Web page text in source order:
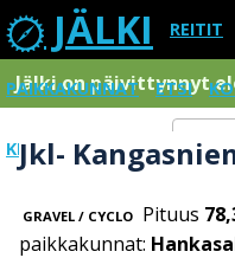
JÄLKI REITIT
PAIKKAKUNNAT ETSI
KIRJAUDU SISÄÄN
Jälki on päivittynnyt
Jkl-
GRAVEL / CYCLO Pituus
paikkakunnat: